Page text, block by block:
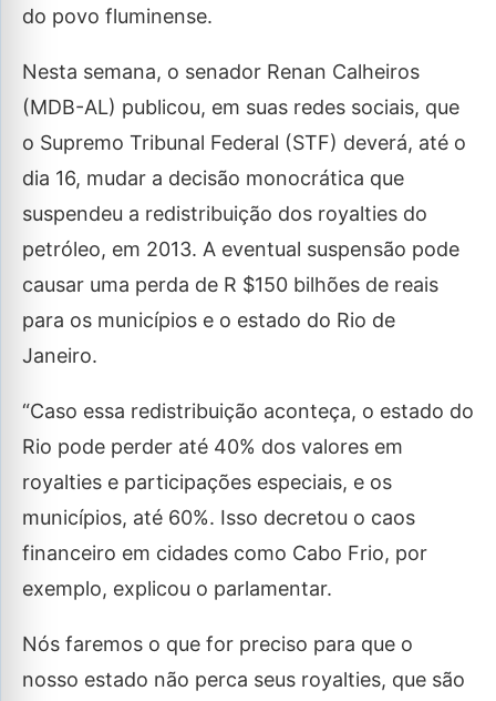
do povo fluminense.
Nesta semana, o senador Renan Calheiros
(MDB-AL) publicou, em suas redes sociais, que
o Supremo Tribunal Federal (STF) deverá, até o
dia 16, mudar a decisão monocrática que
suspendeu a redistribuição dos royalties do
petróleo, em 2013. A eventual suspensão pode
causar uma perda de R $150 bilhões de reais
para os municípios e o estado do Rio de
Janeiro.
“Caso essa redistribuição aconteça, o estado do
Rio pode perder até 40% dos valores em
royalties e participações especiais, e os
municípios, até 60%. Isso decretou o caos
financeiro em cidades como Cabo Frio, por
exemplo, explicou o parlamentar.
Nós faremos o que for preciso para que o
nosso estado não perca seus royalties, que são